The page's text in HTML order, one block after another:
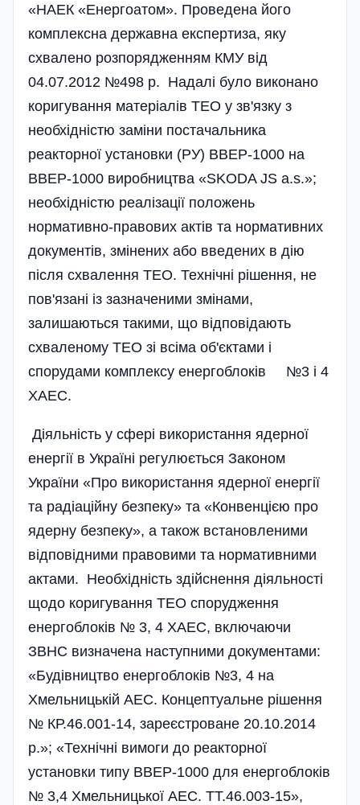
«НАЕК «Енергоатом». Проведена його
комплексна державна експертиза, яку
схвалено розпорядженням КМУ від
04.07.2012 №498 р. Надалі було виконано
коригування матеріалів ТЕО у зв'язку з
необхідністю заміни постачальника
реакторної установки (РУ) ВВЕР-1000 на
ВВЕР-1000 виробництва «SKODA JS a.s.»;
необхідністю реалізації положень
нормативно-правових актів та нормативних
документів, змінених або введених в дію
після схвалення ТЕО. Технічні рішення, не
пов'язані із зазначеними змінами,
залишаються такими, що відповідають
схваленому ТЕО зі всіма об'єктами і
спорудами комплексу енергоблоків №3 і 4
ХАЕС.
Діяльність у сфері використання ядерної
енергії в Україні регулюється Законом
України «Про використання ядерної енергії
та радіаційну безпеку» та «Конвенцією про
ядерну безпеку», а також встановленими
відповідними правовими та нормативними
актами. Необхідність здійснення діяльності
щодо коригування ТЕО спорудження
енергоблоків № 3, 4 ХАЕС, включаючи
ЗВНС визначена наступними документами:
«Будівництво енергоблоків №3, 4 на
Хмельницькій АЕС. Концептуальне рішення
№ КР.46.001-14, зареєстроване 20.10.2014
р.»; «Технічні вимоги до реакторної
установки типу ВВЕР-1000 для енергоблоків
№ 3,4 Хмельницької АЕС. ТТ.46.003-15»,